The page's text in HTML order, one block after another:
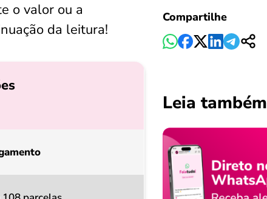
o valor ou a
da leitura!
Compartilhe
Leia também